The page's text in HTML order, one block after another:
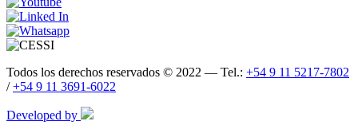
Todos los derechos reservados © 2022 — Tel.: +54 9 11 5217-7802
/+54 9 11 3691-6022
Developed by